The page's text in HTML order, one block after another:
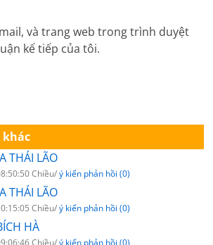
và trang web trong trình duyệt
kế tiếp của tôi.
khác
THÁI LÃO
Chiều/ý kiến phản hồi (0)
THÁI LÃO
Chiều/ý kiến phản hồi (0)
HÀ
Chiều/ý kiến phản hồi (0)